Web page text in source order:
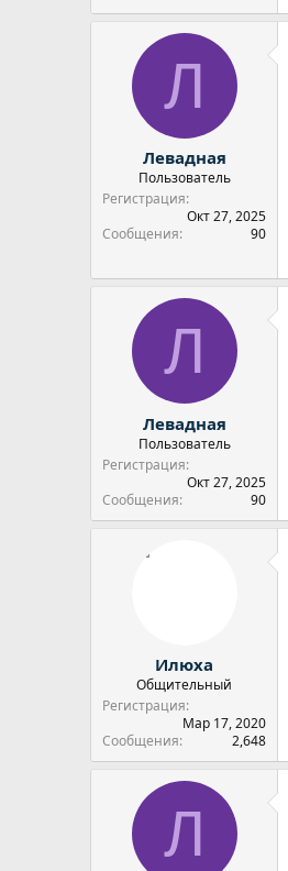
Л
Левадная
Пользователь
Регистрация
Окт 27, 2025
Сообщения
90
Л
Левадная
Пользователь
Регистрация
Окт 27, 2025
Сообщения
90
Илюха
Общительный
Регистрация
Мар 17, 2020
Сообщения
2,648
Л